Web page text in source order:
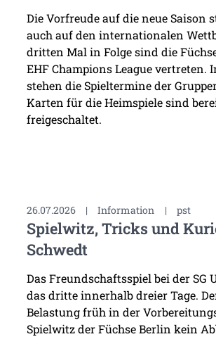
Die Vorfreude auf die neue Saison
auch auf den internationalen
dritten Mal in Folge sind die
EHF Champions League vertreten.
stehen die Spieltermine der
Karten für die Heimspiele sind
freigeschaltet.
26.07.2026 | Information | pst
Spielwitz, Tricks und
Schwedt
Das Freundschaftsspiel bei der SG
das dritte innerhalb dreier Tage.
Belastung früh in der
Spielwitz der Füchse Berlin kein